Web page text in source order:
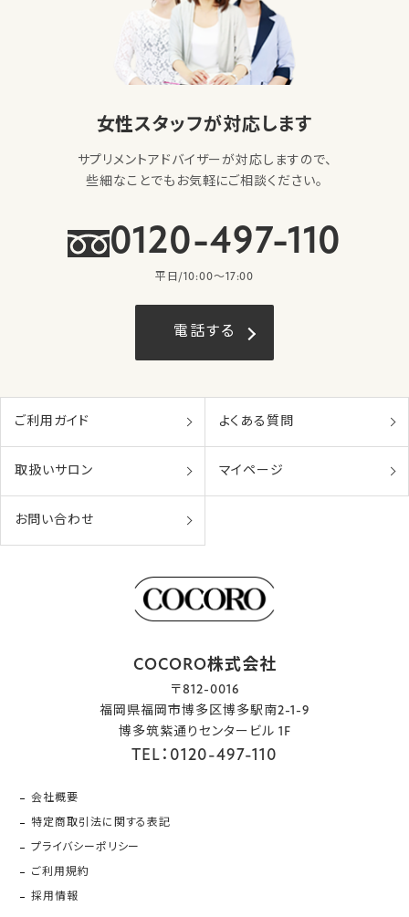
女性スタッフが対応します
サプリメントアドバイザーが対応しますので、
些細なことでもお気軽にご相談ください。
0120-497-110
平日/10:00〜17:00
電話する
ご利用ガイド よくある質問
取扱いサロン マイページ
お問い合わせ
COCORO株式会社
〒812-0016
福岡県福岡市博多区博多駅南2-1-9
博多筑紫通りセンタービル 1F
TEL：0120-497-110
会社概要
特定商取引法に関する表記
プライバシーポリシー
ご利用規約
採用情報